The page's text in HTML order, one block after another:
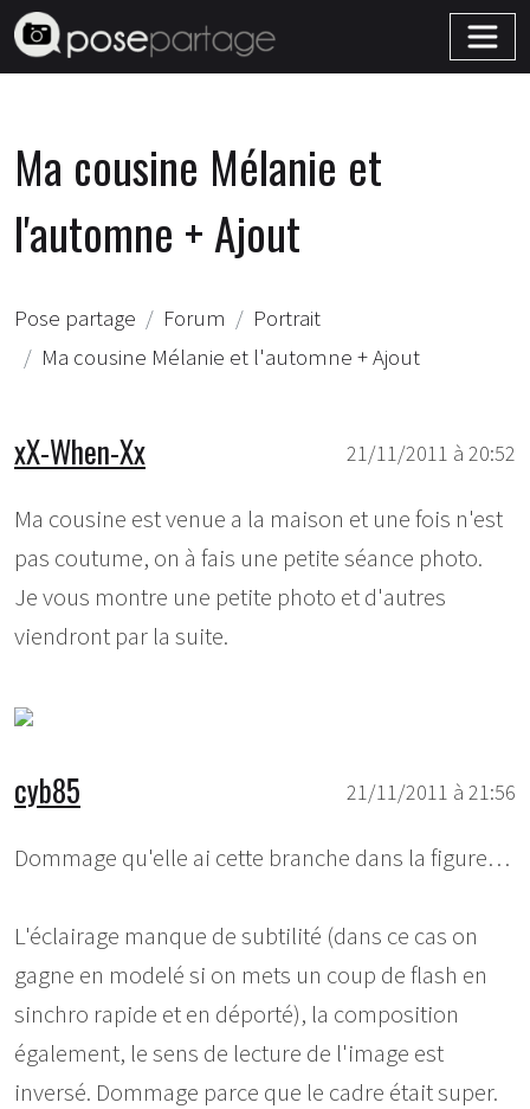
Ma cousine Mélanie et
l'automne + Ajout
Pose partage Forum
Portrait
Ma cousine Mélanie et l'automne + Ajout
21/11/2011 à 20:52
xX-When-Xx
Ma cousine est venue a la maison et une fois n'est
pas coutume, on à fais une petite séance photo.
Je vous montre une petite photo et d'autres
viendront par la suite.
21/11/2011 à 21:56
cyb85
Dommage qu'elle ai cette branche dans la figure…
L'éclairage manque de subtilité (dans ce cas on
gagne en modelé si on mets un coup de flash en
sinchro rapide et en déporté), la composition
également, le sens de lecture de l'image est
inversé. Dommage parce que le cadre était super.